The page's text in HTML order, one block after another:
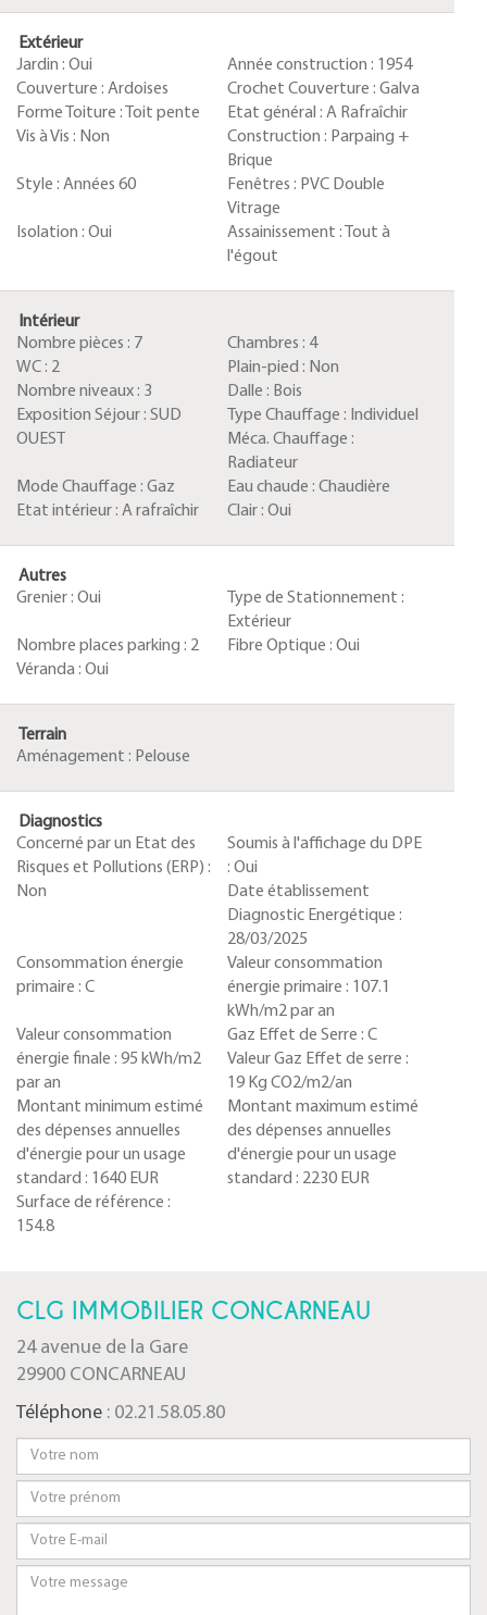
Extérieur
Jardin : Oui Année construction : 1954
Couverture : Ardoises Crochet Couverture : Galva
Forme Toiture :
Toit pente Etat général : A Rafraîchir
Vis à Vis : Non Construction : Parpaing +
Brique
Style : Années 60 Fenêtres : PVC Double
Vitrage
Isolation : Oui Assainissement :
Tout à
l'égout
Intérieur
Nombre pièces : 7 Chambres : 4
WC : 2 Plain-pied : Non
Nombre niveaux : 3 Dalle : Bois
Exposition Séjour : SUD
OUEST
Type Chauffage : Individuel
Méca. Chauffage :
Radiateur
Mode Chauffage : Gaz Eau chaude : Chaudière
Etat intérieur : A rafraîchir Clair : Oui
Autres
Grenier : Oui
Type de Stationnement :
Extérieur
Nombre places parking : 2 Fibre Optique : Oui
Véranda : Oui
Terrain
Aménagement : Pelouse
Diagnostics
Concerné par un Etat des
Risques et Pollutions (ERP) :
Non
Soumis à l'affichage du DPE
: Oui
Date établissement
Diagnostic Energétique :
28/03/2025
Consommation énergie
primaire : C
Valeur consommation
énergie primaire : 107.1
kWh/m2 par an
Valeur consommation
énergie finale : 95 kWh/m2
par an
Gaz Effet de Serre : C
Valeur Gaz Effet de serre :
19 Kg CO2/m2/an
Montant minimum estimé
des dépenses annuelles
d'énergie pour un usage
standard : 1640 EUR
Montant maximum estimé
des dépenses annuelles
d'énergie pour un usage
standard : 2230 EUR
Surface de référence :
154.8
CLG IMMOBILIER CONCARNEAU
24 avenue de la Gare
29900 CONCARNEAU
Téléphone : 02.21.58.05.80